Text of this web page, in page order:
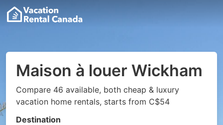
Maison à louer Wickham
Compare 46 available, both cheap & luxury
vacation home rentals, starts from C$54
Destination